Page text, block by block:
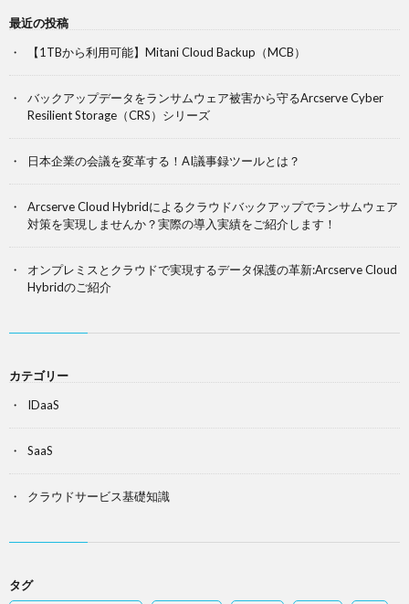
最近の投稿
【1TBから利用可能】Mitani Cloud Backup（MCB）
バックアップデータをランサムウェア被害から守るArcserve Cyber
Resilient Storage（CRS）シリーズ
日本企業の会議を変革する！AI議事録ツールとは？
Arcserve Cloud Hybridによるクラウドバックアップでランサムウェア
対策を実現しませんか？実際の導入実績をご紹介します！
オンプレミスとクラウドで実現するデータ保護の革新:Arcserve Cloud
Hybridのご紹介
カテゴリー
IDaaS
SaaS
クラウドサービス基礎知識
タグ